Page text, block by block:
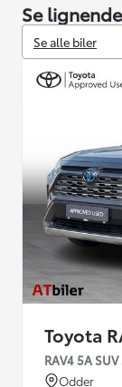
Se
Se alle biler
Toyota
RAV4 5A
Odder